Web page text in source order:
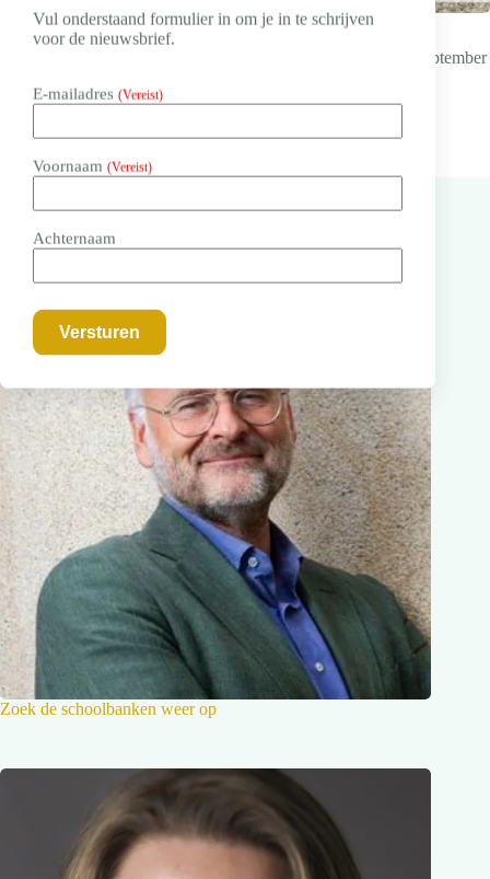
Vul onderstaand formulier in om je in te schrijven
voor de nieuwsbrief.
E-mailadres (Vereist)
Voornaam (Vereist)
Achternaam
Deze column verscheen eerder in het Dagblad Trouw op 14 september
Zoek de schoolbanken weer op